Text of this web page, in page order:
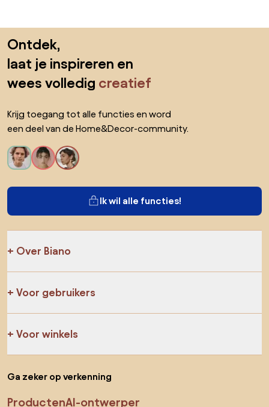
Ontdek,
laat je inspireren en
wees volledig creatief
Krijg toegang tot alle functies en word
een deel van de Home&Decor-community.
Ik wil alle functies!
Over Biano
Voor gebruikers
Voor winkels
Ga zeker op verkenning
ProductenAI-ontwerper